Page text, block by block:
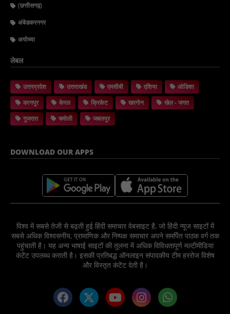
(छत्तीसगढ़)
अंबेडकरनगर
अयोध्या
लेबल
उत्तरप्रदेश उत्तराखंड एमसीबी एशिया
ओडिशा
कानपुर
केरल क्रिकेट खरगोन
खेल - जगत
गुजरात
चमोली जबलपुर
DOWNLOAD OUR APPS
विश्व में सबसे तेजी से बढ़ती हुई हिंदी समाचार वेबसाइट है, जो हिंदी न्यूज साइटों में
सबसे अधिक विश्वसनीय, प्रामाणिक और निष्पक्ष समाचार अपने समर्पित पाठक वर्ग तक
पहुंचाती है। यह अन्य भाषाई साइटों की तुलना में अधिक विविधतापूर्ण मल्टीमीडिया
कंटेंट उपलब्ध कराती है। इसकी प्रतिबद्ध ऑनलाइन संपादकीय टीम हररोज विशेष
और विस्तृत कंटेंट देती है।